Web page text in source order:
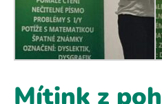
Mítink z